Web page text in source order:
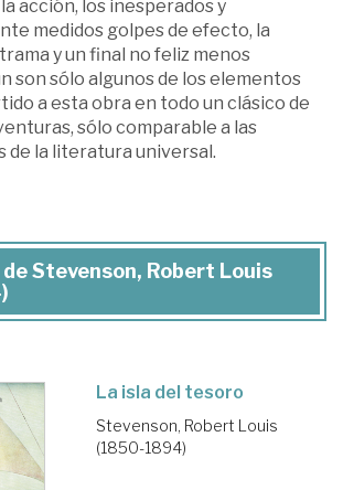
acción, los inesperados y
medidos golpes de efecto, la
y un final no feliz menos
son sólo algunos de los elementos
a esta obra en todo un clásico de
sólo comparable a las
de la literatura universal.
Stevenson, Robert Louis
La isla del tesoro
Stevenson, Robert Louis
(1850-1894)